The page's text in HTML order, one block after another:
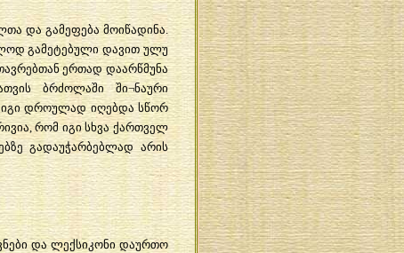
და გამეფება მოიწადინა.
გამეტებული დავით ულუ
ერთად დაარწმუნა
ბრძოლაში ში¬ნაური
იგი დროულად იღებდა სწორ
,რომ იგი სხვა ქართველ
გადაუჭარბებლად არის
და ლექსიკონი დაურთო